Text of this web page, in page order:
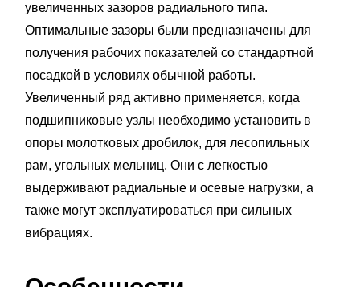
увеличенных зазоров радиального типа.
Оптимальные зазоры были предназначены для
получения рабочих показателей со стандартной
посадкой в условиях обычной работы.
Увеличенный ряд активно применяется, когда
подшипниковые узлы необходимо установить в
опоры молотковых дробилок, для лесопильных
рам, угольных мельниц. Они с легкостью
выдерживают радиальные и осевые нагрузки, а
также могут эксплуатироваться при сильных
вибрациях.